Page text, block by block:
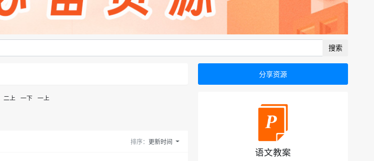
搜索
二上 一下
一上
排序：更新时间
分享资源
语文教案